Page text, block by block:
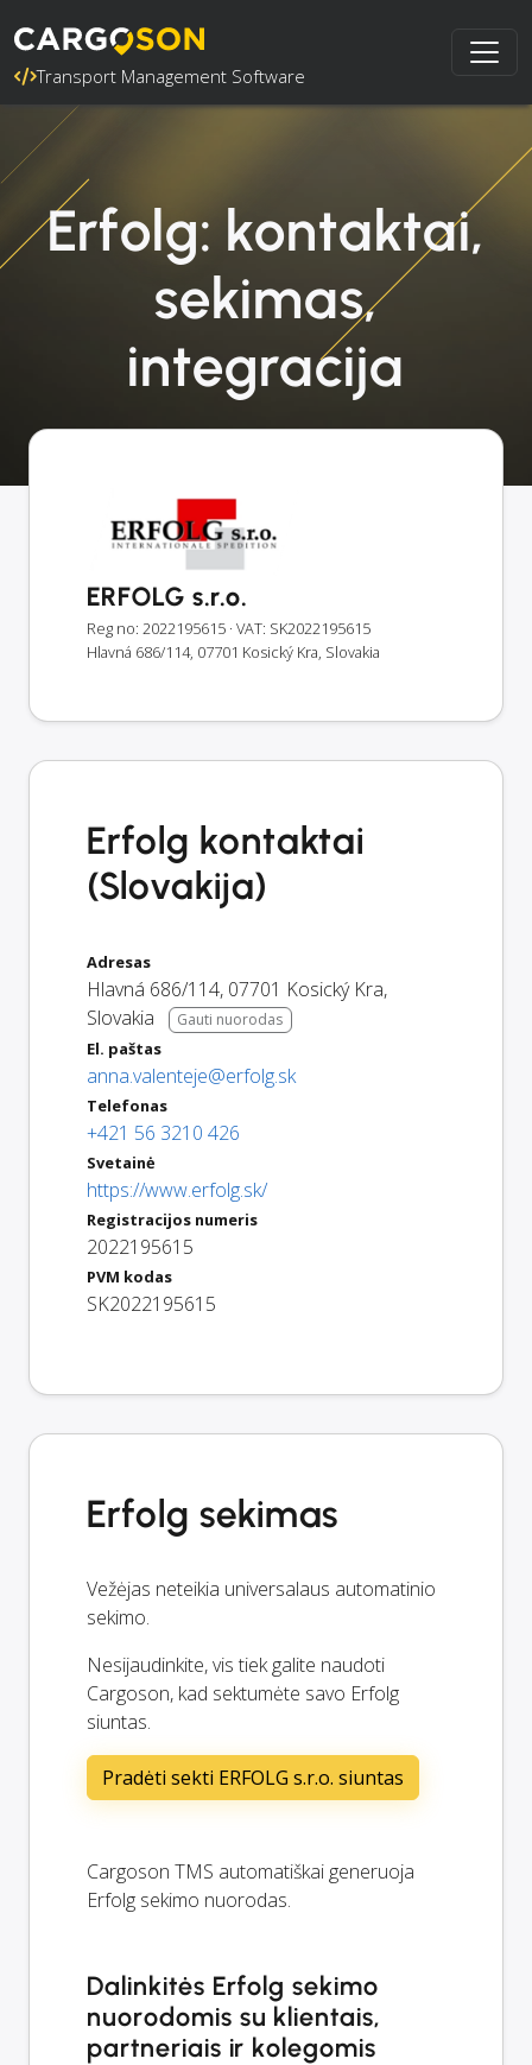
Transport Management Software
Erfolg: kontaktai,
sekimas,
integracija
ERFOLG s.r.o.
Reg no: 2022195615 · VAT: SK2022195615
Hlavná 686/114, 07701 Kosický Kra, Slovakia
Erfolg kontaktai
(Slovakija)
Adresas
Hlavná 686/114, 07701 Kosický Kra,
Slovakia
Gauti nuorodas
El. paštas
anna.valenteje@erfolg.sk
Telefonas
+421 56 3210 426
Svetainė
https://www.erfolg.sk/
Registracijos numeris
2022195615
PVM kodas
SK2022195615
Erfolg sekimas
Vežėjas neteikia universalaus automatinio
sekimo.
Nesijaudinkite, vis tiek galite naudoti
Cargoson, kad sektumėte savo Erfolg
siuntas.
Pradėti sekti ERFOLG s.r.o. siuntas
Cargoson TMS automatiškai generuoja
Erfolg sekimo nuorodas.
Dalinkitės Erfolg sekimo
nuorodomis su klientais,
partneriais ir kolegomis